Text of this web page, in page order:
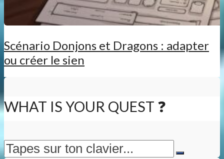
Scénario Donjons et Dragons : adapter
ou créer le sien
WHAT IS YOUR QUEST ❓